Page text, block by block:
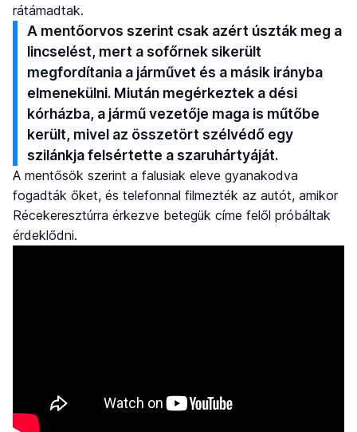
rátámadtak.
A mentőorvos szerint csak azért úszták meg a
lincselést, mert a sofőrnek sikerült
megfordítania a járművet és a másik irányba
elmenekülni. Miután megérkeztek a dési
kórházba, a jármű vezetője maga is műtőbe
került, mivel az összetört szélvédő egy
szilánkja felsértette a szaruhártyáját.
A mentősök szerint a falusiak eleve gyanakodva
fogadták őket, és telefonnal filmezték az autót, amikor
Récekeresztúrra érkezve betegük címe felől próbáltak
érdeklődni.